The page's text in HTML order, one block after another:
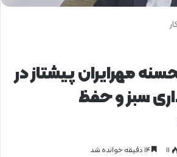
مهرایران پیشتاز در
سبز و حفظ
۱۱